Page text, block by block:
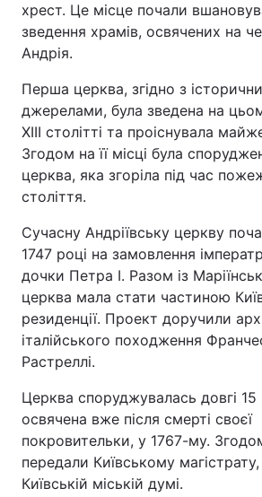
хрест. Це місце почали
зведення храмів, освячених на
Андрія.
Перша церква, згідно з
джерелами, була зведена на
XIII столітті та проіснувала
Згодом на її місці була
церква, яка згоріла під час
століття.
Сучасну Андріївську церкву
1747 році на замовлення
дочки Петра І. Разом із
церква мала стати частиною
резиденції. Проект доручили
італійського походження
Растреллі.
Церква споруджувалась довгі 15
освячена вже після смерті своєї
покровительки, у 1767-му.
передали Київському
Київській міській думі.